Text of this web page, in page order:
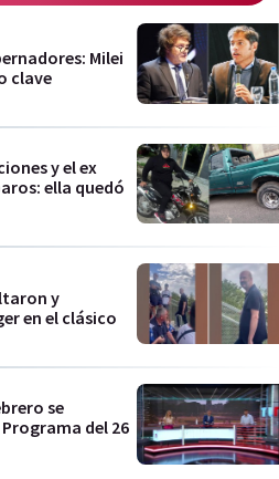
Milei
clave
y el ex
ella quedó
y
en el clásico
se
del 26